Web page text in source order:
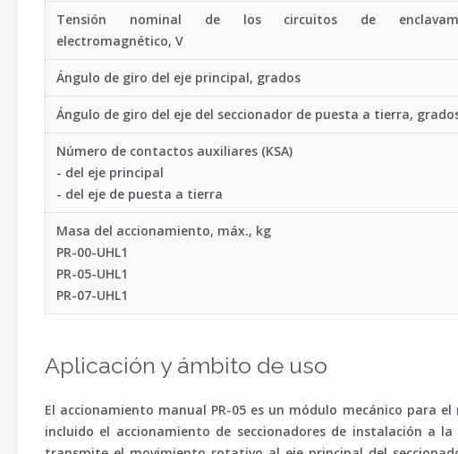
Tensión nominal de los circuitos de
electromagnético, V
Ángulo de giro del eje principal, grados
Ángulo de giro del eje del seccionador de puesta a tierra,
Número de contactos auxiliares (KSA)
- del eje principal
- del eje de puesta a tierra
Masa del accionamiento, máx., kg
PR-00-UHL1
PR-05-UHL1
PR-07-UHL1
Aplicación y ámbito de uso
El accionamiento manual PR-05 es un módulo mecánico para
incluido el accionamiento de seccionadores de instalación a